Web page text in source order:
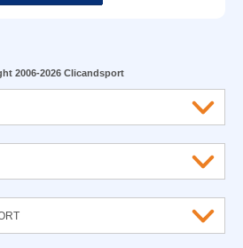
2006-2026 Clicandsport